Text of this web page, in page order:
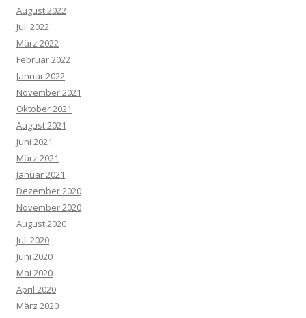
August 2022
Juli 2022
März 2022
Februar 2022
Januar 2022
November 2021
Oktober 2021
August 2021
Juni 2021
März 2021
Januar 2021
Dezember 2020
November 2020
August 2020
Juli 2020
Juni 2020
Mai 2020
April 2020
März 2020